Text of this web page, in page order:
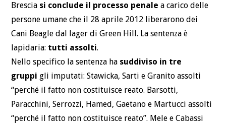
Brescia si conclude il processo penale a carico delle
persone umane che il 28 aprile 2012 liberarono dei
Cani Beagle dal lager di Green Hill. La sentenza è
lapidaria: tutti assolti.
Nello specifico la sentenza ha suddiviso in tre
gruppi gli imputati: Stawicka, Sarti e Granito assolti
“perché il fatto non costituisce reato. Barsotti,
Paracchini, Serrozzi, Hamed, Gaetano e Martucci assolti
“perché il fatto non costituisce reato”. Mele e Cabassi